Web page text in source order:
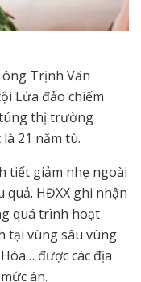
Trịnh Văn
Lừa đảo chiếm
thị trường
21 năm tù.
tiết giảm nhẹ ngoài
quả. HĐXX ghi nhận
quá trình hoạt
tại vùng sâu vùng
được các địa
án.